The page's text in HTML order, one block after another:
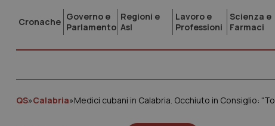
Cronache Governo e
Parlamento
Regioni e
Asl
Lavoro e
Professioni
Scienza e
Farmaci
QS»Calabria»